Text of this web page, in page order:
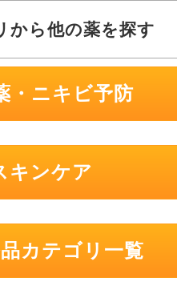
から他の薬を探す
・ニキビ予防
キンケア
カテゴリ一覧